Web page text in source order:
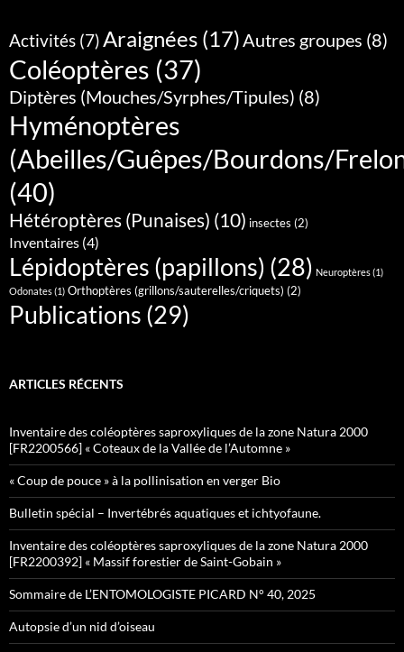
Activités (7) Araignées (17) Autres groupes (8)
Coléoptères (37)
Diptères (Mouches/Syrphes/Tipules) (8)
Hyménoptères
(Abeilles/Guêpes/Bourdons/
(40)
Hétéroptères (Punaises) (10) insectes (2)
Inventaires (4)
Lépidoptères (papillons) (28) Neuroptères(1)
Odonates(1) Orthoptères (grillons/sauterelles/criquets) (2)
Publications (29)
ARTICLES RÉCENTS
Inventaire des coléoptères saproxyliques de la zone Natura 2000
[FR2200566] « Coteaux de la Vallée de l’Automne »
« Coup de pouce » à la pollinisation en verger Bio
Bulletin spécial – Invertébrés aquatiques et ichtyofaune.
Inventaire des coléoptères saproxyliques de la zone Natura 2000
[FR2200392] « Massif forestier de Saint-Gobain »
Sommaire de L’ENTOMOLOGISTE PICARD N° 40, 2025
Autopsie d’un nid d’oiseau